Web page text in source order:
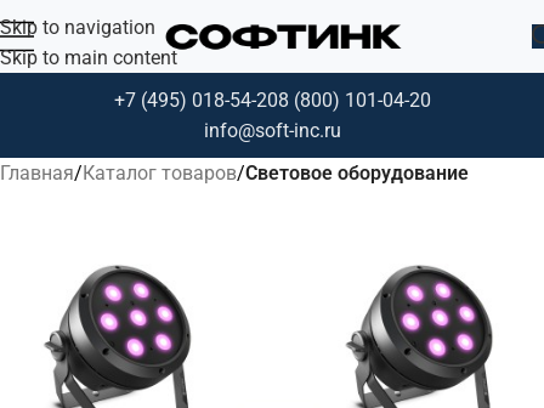
Skip to navigation
Skip to main content
+7 (495) 018-54-208 (800) 101-04-20
info@soft-inc.ru
Главная Каталог товаров Световое оборудование